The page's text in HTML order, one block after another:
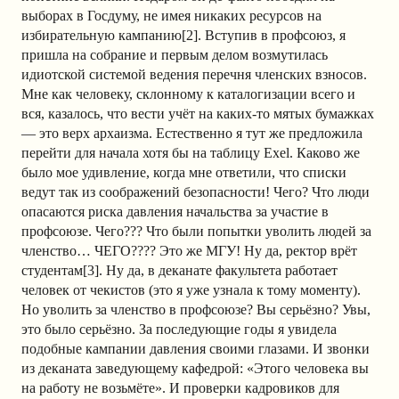
выборах в Госдуму, не имея никаких ресурсов на
избирательную кампанию[2]. Вступив в профсоюз, я
пришла на собрание и первым делом возмутилась
идиотской системой ведения перечня членских взносов.
Мне как человеку, склонному к каталогизации всего и
вся, казалось, что вести учёт на каких-то мятых бумажках
— это верх архаизма. Естественно я тут же предложила
перейти для начала хотя бы на таблицу Exel. Каково же
было мое удивление, когда мне ответили, что списки
ведут так из соображений безопасности! Чего? Что люди
опасаются риска давления начальства за участие в
профсоюзе. Чего??? Что были попытки уволить людей за
членство… ЧЕГО???? Это же МГУ! Ну да, ректор врёт
студентам[3]. Ну да, в деканате факультета работает
человек от чекистов (это я уже узнала к тому моменту).
Но уволить за членство в профсоюзе? Вы серьёзно? Увы,
это было серьёзно. За последующие годы я увидела
подобные кампании давления своими глазами. И звонки
из деканата заведующему кафедрой: «Этого человека вы
на работу не возьмёте». И проверки кадровиков для